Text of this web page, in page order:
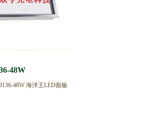
48W
48W 海洋王LED面板